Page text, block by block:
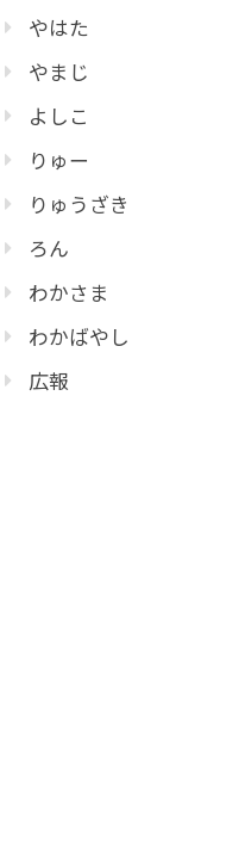
やはた
やまじ
よしこ
りゅー
りゅうざき
ろん
わかさま
わかばやし
広報